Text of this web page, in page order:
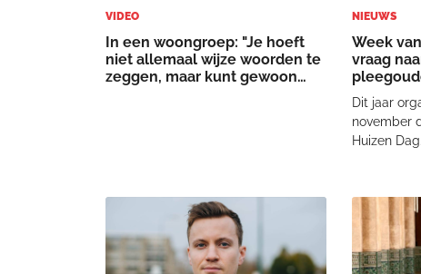
VIDEO
In een woongroep: "Je hoeft
niet allemaal wijze woorden te
zeggen, maar kunt gewoon
NIEUWS
Week
vraag
Dit jaar
november
Huizen
“Uit
in